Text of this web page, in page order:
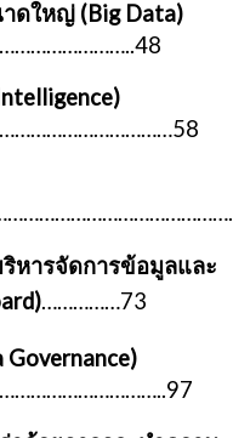
ดใหญ่ (Big Data)
หารจัดการข้อมูลและ
……………73
Governance)